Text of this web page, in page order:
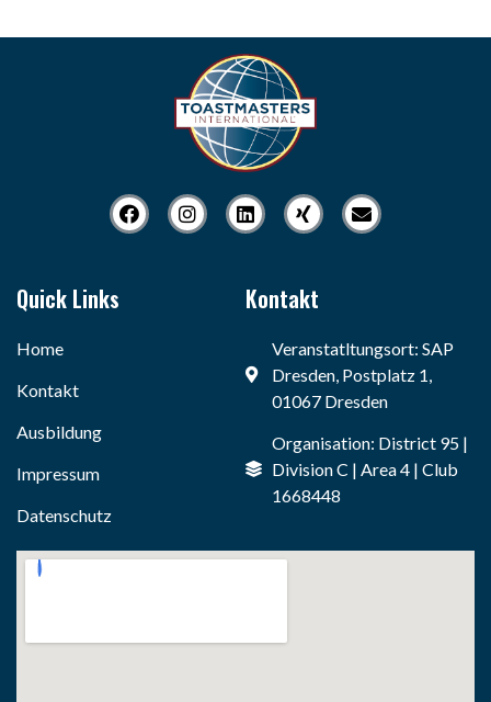
Quick Links
Home
Kontakt
Ausbildung
Impressum
Datenschutz
Kontakt
Veranstatltungsort: SAP
Dresden, Postplatz 1,
01067 Dresden
Organisation: District 95 |
Division C | Area 4 | Club
1668448